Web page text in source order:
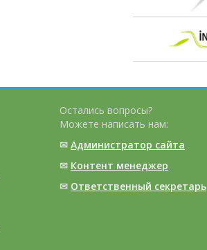
Остались вопросы?
Можете написать нам:
✉ Администратор сайта
✉ Контент менеджер
✉ Ответственный cекретарь